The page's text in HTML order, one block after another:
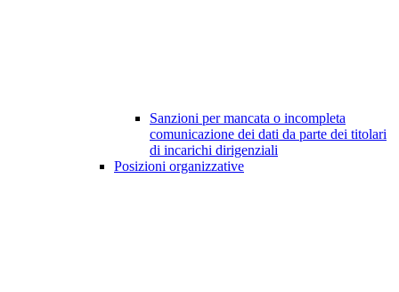
Sanzioni per mancata o incompleta
comunicazione dei dati da parte dei titolari
di incarichi dirigenziali
Posizioni organizzative